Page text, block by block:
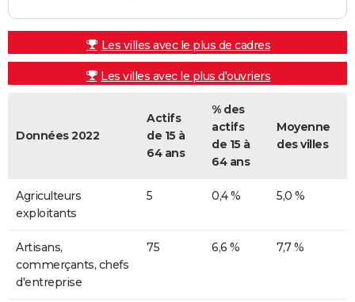
Les villes avec le plus de cadres
Les villes avec le plus d'ouvriers
Données 2022
Actifs
de 15 à
64 ans
% des
actifs
de 15 à
64 ans
Moyenne
des villes
Agriculteurs
exploitants
5 0,4 % 5,0 %
Artisans,
commerçants, chefs
d'entreprise
75 6,6 % 7,7 %